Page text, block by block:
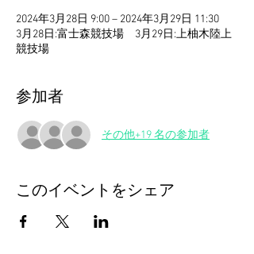
2024年3月28日 9:00 – 2024年3月29日 11:30
3月28日:富士森競技場 3月29日:上柚木陸上
競技場
参加者
その他+19 名の参加者
このイベントをシェア